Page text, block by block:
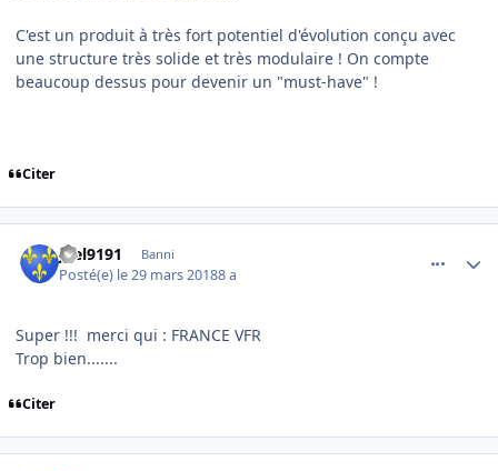
C'est un produit à très fort potentiel d'évolution conçu avec
une structure très solide et très modulaire ! On compte
beaucoup dessus pour devenir un "must-have" !
Citer
joel9191 Banni
Posté(e) le 29 mars 20188 a
Super !!! merci qui : FRANCE VFR
Trop bien.......
Citer